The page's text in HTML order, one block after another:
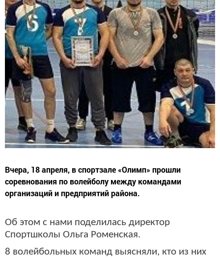
Вчера, 18 апреля, в спортзале «Олимп» прошли
соревнования по волейболу между командами
организаций и предприятий района.
Об этом с нами поделилась директор
Спортшколы Ольга Роменская.
8 волейбольных команд выясняли, кто из них